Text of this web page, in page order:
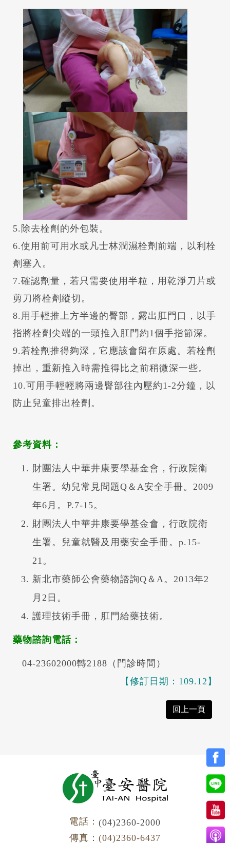
5.除去栓劑的外包裝。
6.使用前可用水或凡士林潤濕栓劑前端，以利栓
劑塞入。
7.確認劑量，若只需要使用半粒，用乾淨刀片或
剪刀將栓劑縱切。
8.用手輕推上方半邊的臀部，露出肛門口，以手
指將栓劑尖端的一頭推入肛門約1個手指節深。
9.若栓劑推得夠深，它應該會留在原處。若栓劑
掉出，重新推入時需推得比之前稍微深一些。
10.可用手輕輕將兩邊臀部往內壓約1-2分鐘，以
防止兒童排出栓劑。
參考資料：
財團法人中華井康要學基金會，行政院衛
生署。幼兒常見問題Q＆A安全手冊。2009
年6月。P.7-15。
財團法人中華井康要學基金會，行政院衛
生署。兒童就醫及用藥安全手冊。p.15-
21。
新北市藥師公會藥物諮詢Q＆A。2013年2
月2日。
護理技術手冊，肛門給藥技術。
藥物諮詢電話：
04-23602000轉2188（門診時間）
【修訂日期：109.12】
回上一頁
電話： (04)2360-2000
傳真：(04)2360-6437